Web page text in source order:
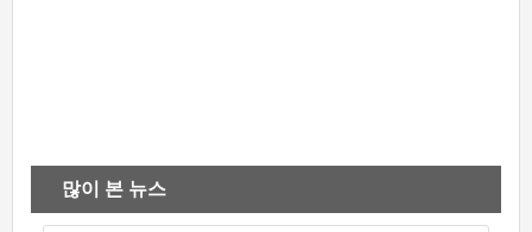
많이 본 뉴스